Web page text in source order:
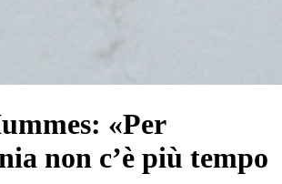
«Per
non c’è più tempo